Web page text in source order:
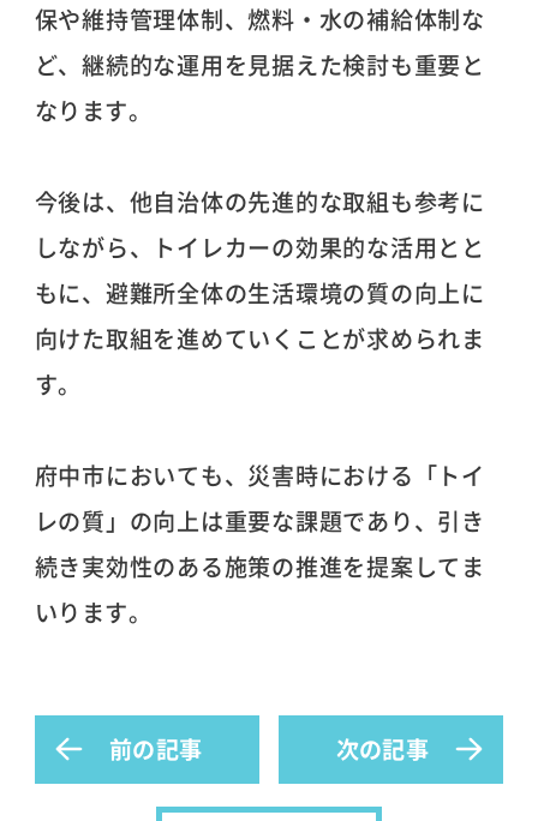
保や維持管理体制、燃料・水の補給体制な
ど、継続的な運用を見据えた検討も重要と
なります。
今後は、他自治体の先進的な取組も参考に
しながら、トイレカーの効果的な活用とと
もに、避難所全体の生活環境の質の向上に
向けた取組を進めていくことが求められま
す。
府中市においても、災害時における「トイ
レの質」の向上は重要な課題であり、引き
続き実効性のある施策の推進を提案してま
いります。
前の記事 次の記事